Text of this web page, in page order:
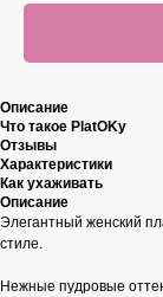
Описание
Что такое PlatOKy
Отзывы
Характеристики
Как ухаживать
Описание
Элегантный женский
стиле.
Нежные пудровые